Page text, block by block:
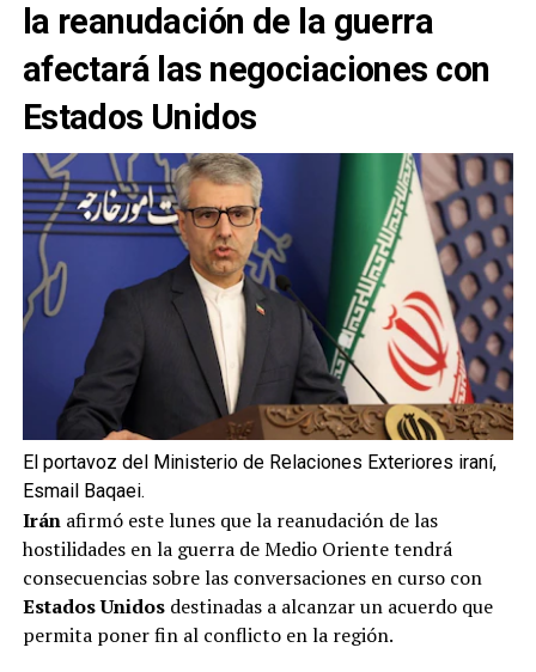
la reanudación de la guerra
afectará las negociaciones con
Estados Unidos
El portavoz del Ministerio de Relaciones Exteriores iraní,
Esmail Baqaei.
Iránafirmó este lunes que la reanudación de las
hostilidades en la guerra de Medio Oriente tendrá
consecuencias sobre las conversaciones en curso con
Estados Unidosdestinadas a alcanzar un acuerdo que
permita poner fin al conflicto en la región.